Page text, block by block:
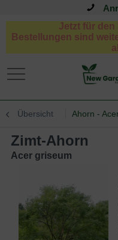
Jetzt für
Bestellungen sind
Übersicht Ahorn -
Zimt-Ahorn
Acer griseum